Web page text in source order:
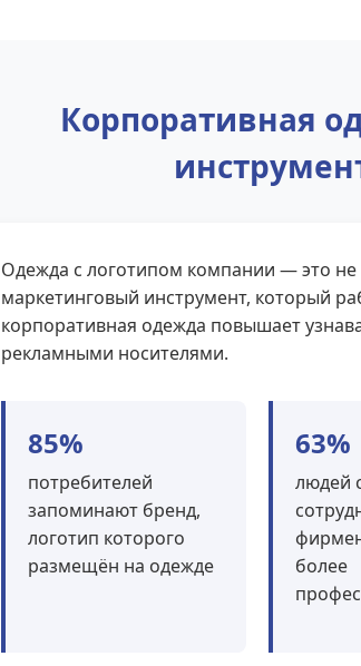
Корпоративная
Одежда с логотипом компании — это
маркетинговый инструмент, который
корпоративная одежда повышает
рекламными носителями.
85%
потребителей
запоминают бренд,
логотип которого
размещён на одежде
63%
людей
более